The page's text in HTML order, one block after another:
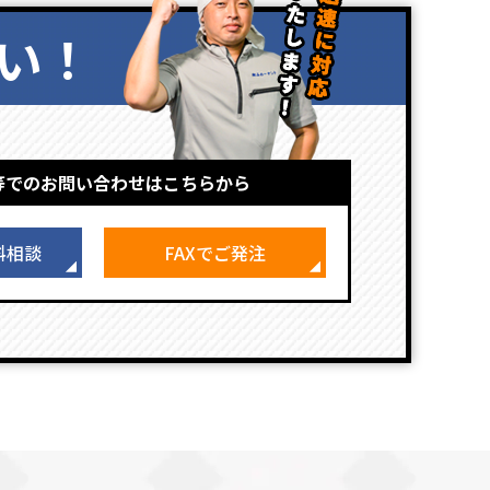
！
のお問い合わせはこちらから
相談 FAXでご発注